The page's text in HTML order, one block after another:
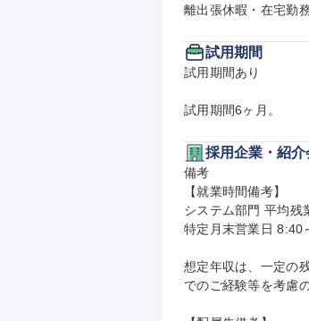
離出張休暇・在宅勤
試用期間
試用期間あり
試用期間6ヶ月。
採用企業・紹介
備考
【就業時間備考】
システム部門 平均残
特定月末営業日 8:40
想定年収は、一定の
でのご経験等を考慮